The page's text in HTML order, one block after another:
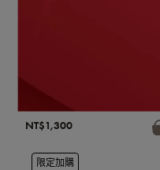
NT$1,300
限定加購